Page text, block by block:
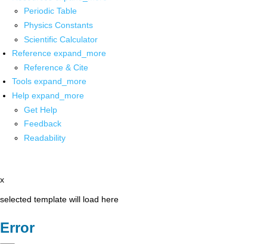
Periodic Table
Physics Constants
Scientific Calculator
Reference expand_more
Reference & Cite
Tools expand_more
Help expand_more
Get Help
Feedback
Readability
x
selected template will load here
Error